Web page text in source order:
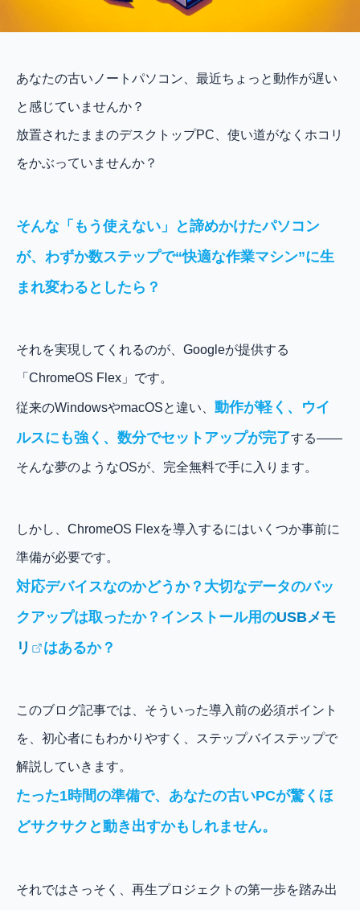
あなたの古いノートパソコン、最近ちょっと動作が遅い
と感じていませんか？
放置されたままのデスクトップPC、使い道がなくホコリ
をかぶっていませんか？
そんな「もう使えない」と諦めかけたパソコン
が、わずか数ステップで“快適な作業マシン”に生
まれ変わるとしたら？
それを実現してくれるのが、Googleが提供する
「ChromeOS Flex」です。
従来のWindowsやmacOSと違い、 動作が軽く、ウイ
ルスにも強く、数分でセットアップが完了する――
そんな夢のようなOSが、完全無料で手に入ります。
しかし、ChromeOS Flexを導入するにはいくつか事前に
準備が必要です。
対応デバイスなのかどうか？大切なデータのバッ
クアップは取ったか？インストール用のUSBメモ
リ
はあるか？
このブログ記事では、そういった導入前の必須ポイント
を、初心者にもわかりやすく、ステップバイステップで
解説していきます。
たった1時間の準備で、あなたの古いPCが驚くほ
どサクサクと動き出すかもしれません。
それではさっそく、再生プロジェクトの第一歩を踏み出